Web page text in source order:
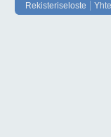
Rekisteriseloste